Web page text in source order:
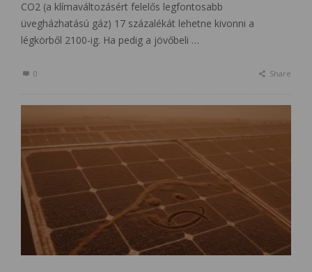
CO2 (a klímaváltozásért felelős legfontosabb
üvegházhatású gáz) 17 százalékát lehetne kivonni a
légkörből 2100-ig. Ha pedig a jövőbeli …
0 Share